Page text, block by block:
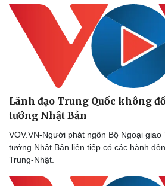
Lãnh đạo Trung Quốc không
tướng Nhật Bản
VOV.VN-Người phát ngôn Bộ Ngoại
tướng Nhật Bản liên tiếp có các hành
Trung-Nhật.